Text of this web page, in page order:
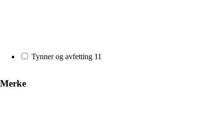
Tynner og avfetting 11
Merke